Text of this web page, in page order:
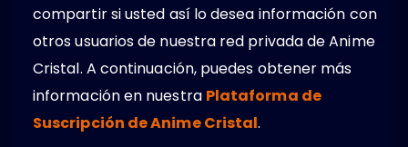
compartir si usted así lo desea información con
otros usuarios de nuestra red privada de Anime
Cristal. A continuación, puedes obtener más
información en nuestra Plataforma de
Suscripción de Anime Cristal.